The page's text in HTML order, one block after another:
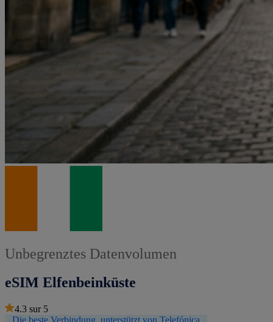
Unbegrenztes Datenvolumen
eSIM Elfenbeinküste
4.3 sur 5
Die beste Verbindung, unterstützt von Telefónica